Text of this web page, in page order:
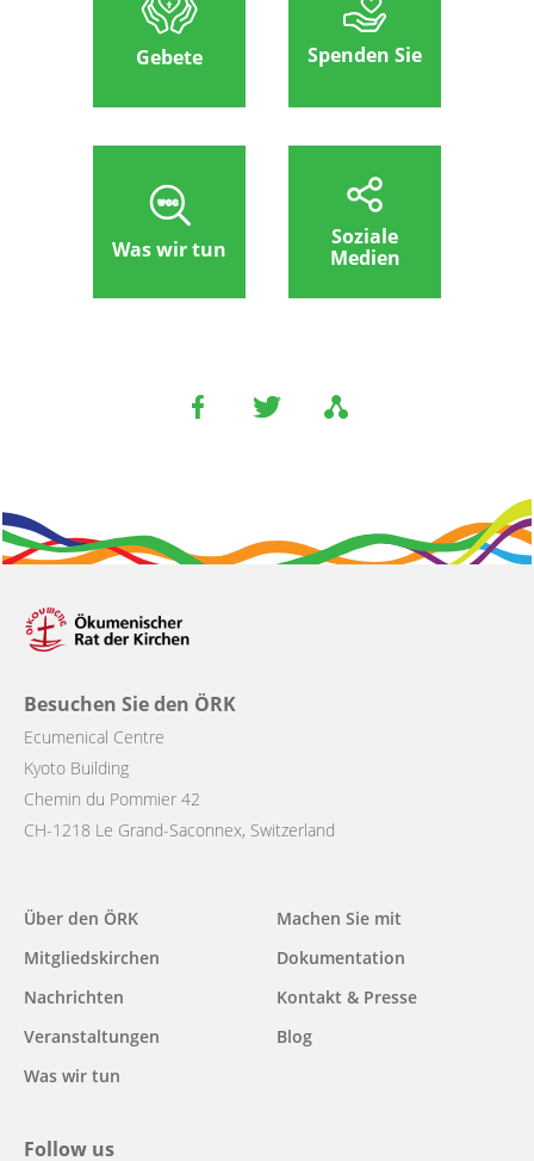
Gebete Spenden Sie
Was wir tun
Soziale
Medien
Besuchen Sie den ÖRK
Ecumenical Centre
Kyoto Building
Chemin du Pommier 42
CH-1218 Le Grand-Saconnex, Switzerland
navigation
Über den ÖRK
Mitgliedskirchen
Nachrichten
Veranstaltungen
Was wir tun
Machen Sie mit
Dokumentation
Kontakt & Presse
Blog
Follow us